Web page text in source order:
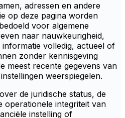
adressen en andere
op deze pagina worden
voor algemene
naar nauwkeurigheid,
volledig, actueel of
zonder kennisgeving
meest recente gegevens van
weerspiegelen.
de juridische status, de
operationele integriteit van
instelling of